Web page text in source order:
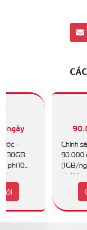
90.000/30 ngày
Chính sách gói cước -
90.000 đồng: Có
(1GB/ngày), miễn phí 10
phút/cuộc gọi nội
30 phút gọi ngoại